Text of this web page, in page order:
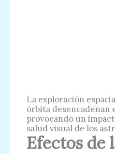
La exploración
órbita desencadenan
provocando un
salud visual de los
Efectos de